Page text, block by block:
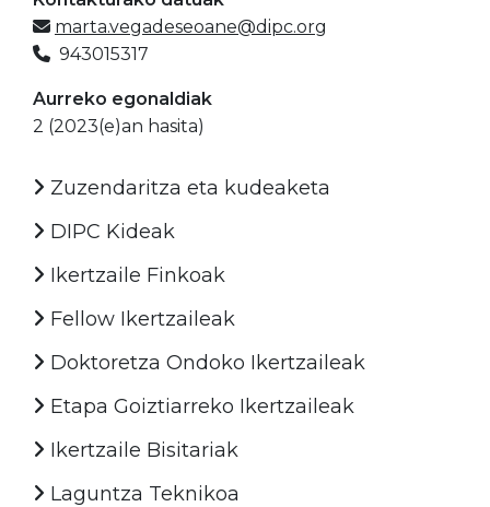
marta.vegadeseoane@dipc.org
943015317
Aurreko egonaldiak
2 (2023(e)an hasita)
Zuzendaritza eta kudeaketa
DIPC Kideak
Ikertzaile Finkoak
Fellow Ikertzaileak
Doktoretza Ondoko Ikertzaileak
Etapa Goiztiarreko Ikertzaileak
Ikertzaile Bisitariak
Laguntza Teknikoa